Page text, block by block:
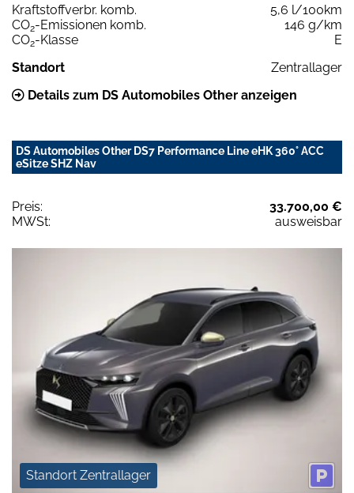
Kraftstoffverbr. komb.
5,6 l/100km
CO2-Emissionen komb.
146 g/km
CO2-Klasse
E
Standort
Zentrallager
Details zum DS Automobiles Other anzeigen
DS Automobiles Other DS7 Performance Line eHK 360° ACC
eSitze SHZ Nav
Preis:
33.700,00 €
MWSt:
ausweisbar
Standort Zentrallager